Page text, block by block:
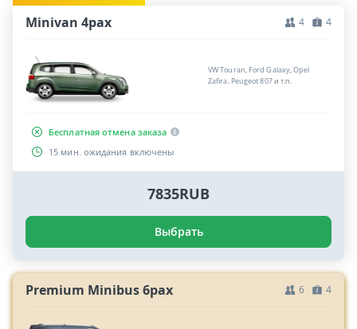
Minivan 4pax 4 4
VW Touran, Ford Galaxy, Opel
Zafira, Peugeot 807 и т.п.
Бесплатная отмена заказа
15 мин. ожидания включены
7835RUB
Выбрать
Premium Minibus 6pax 6 4